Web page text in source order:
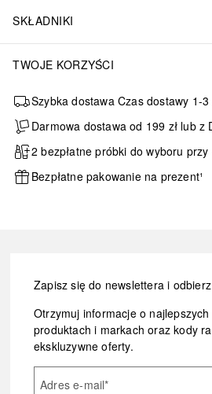
SKŁADNIKI
TWOJE KORZYŚCI
Szybka dostawa Czas dostawy 1-3
Darmowa dostawa od 199 zł lub z
2 bezpłatne próbki do wyboru przy
Bezpłatne pakowanie na prezent¹
Zapisz się do newslettera i
Otrzymuj informacje o
produktach i markach oraz kody
ekskluzywne oferty.
Adres e-mail*